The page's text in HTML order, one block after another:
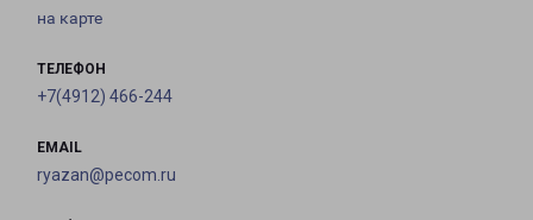
на карте
ТЕЛЕФОН
+7(4912) 466-244
EMAIL
ryazan@pecom.ru